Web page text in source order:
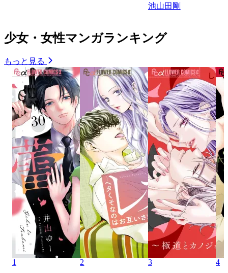
池山田剛
少女・女性マンガランキング
もっと見る
1 2 3 4